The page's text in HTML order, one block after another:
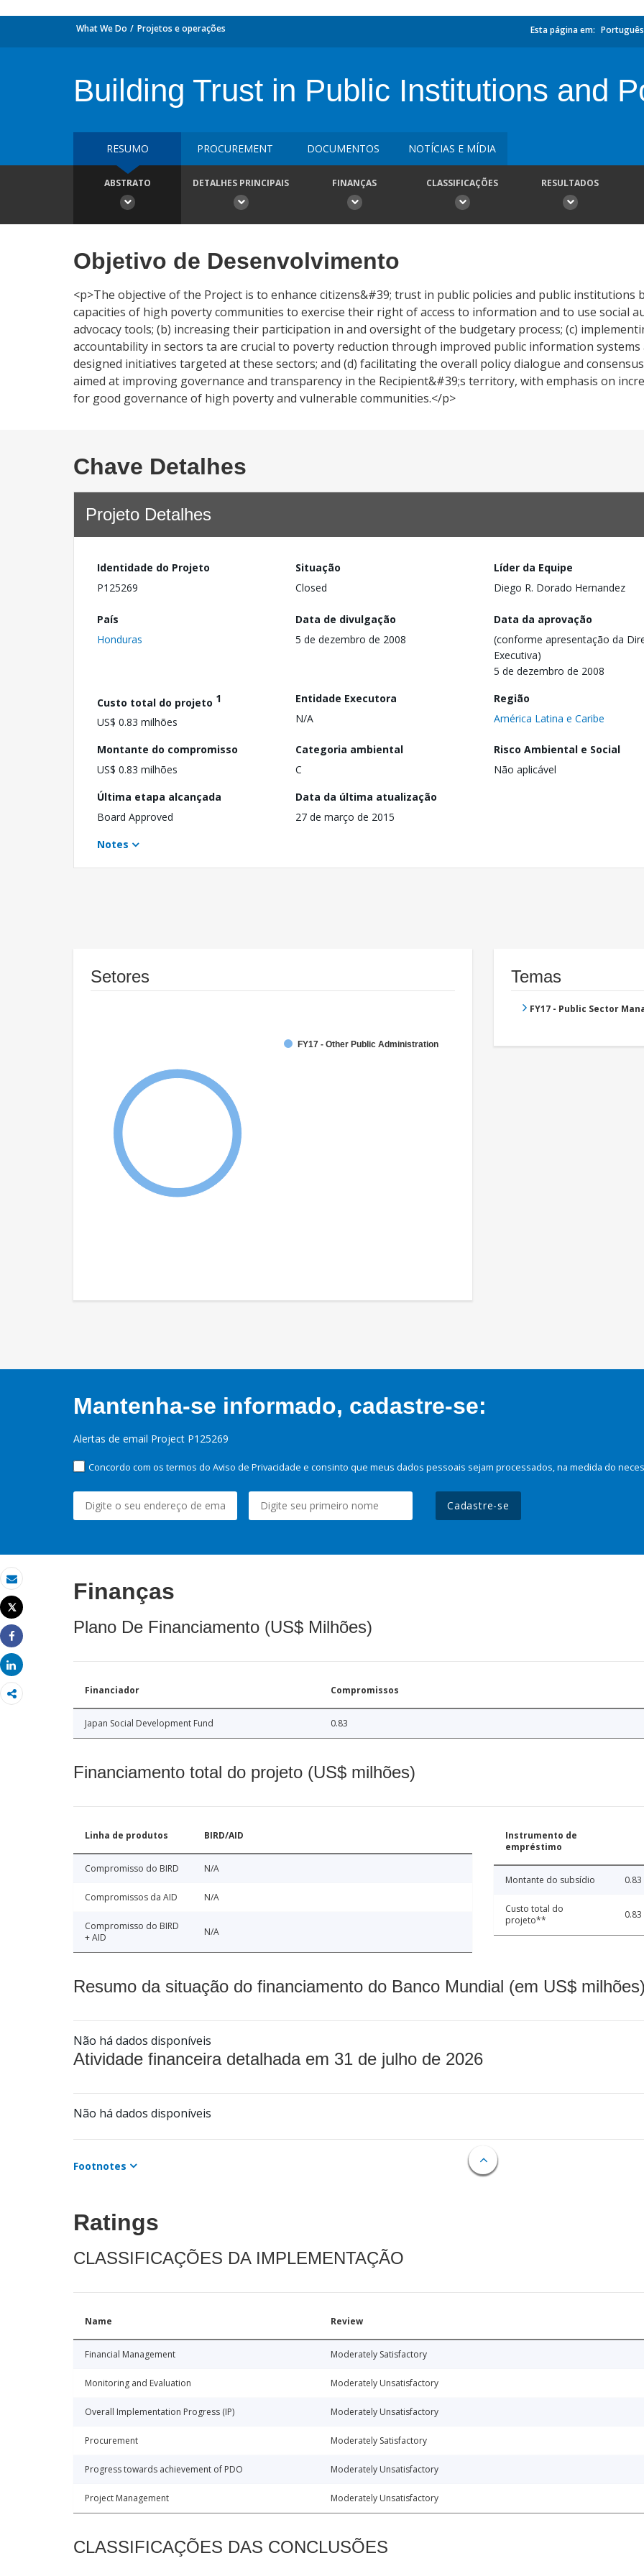
Email
Imprimir
Tweet
Share
Share
What We Do Projetos e operações Esta página em: Português
Building Trust in Public Institutions and
RESUMO PROCUREMENT DOCUMENTOS NOTÍCIAS E MÍDIA
ABSTRATO DETALHES PRINCIPAIS FINANÇAS CLASSIFICAÇÕES RESULTADOS
Objetivo de Desenvolvimento
<p>The objective of the Project is to enhance citizens&#39; trust in public policies and public institutions
capacities of high poverty communities to exercise their right of access to information and to use social
advocacy tools; (b) increasing their participation in and oversight of the budgetary process; (c)
accountability in sectors ta are crucial to poverty reduction through improved public information systems
designed initiatives targeted at these sectors; and (d) facilitating the overall policy dialogue and
aimed at improving governance and transparency in the Recipient&#39;s territory, with emphasis on
for good governance of high poverty and vulnerable communities.</p>
Chave Detalhes
Projeto Detalhes
Identidade do Projeto
P125269
Situação
Closed
Líder da Equipe
Diego R. Dorado Hernandez
País
Honduras
Data de divulgação
5 de dezembro de 2008
Data da aprovação
(conforme apresentação da
Executiva)
5 de dezembro de 2008
Custo total do projeto 1
US$ 0.83 milhões
Entidade Executora
N/A
Região
América Latina e Caribe
Montante do compromisso
US$ 0.83 milhões
Categoria ambiental
C
Risco Ambiental e Social
Não aplicável
Última etapa alcançada
Board Approved
Data da última atualização
27 de março de 2015
Notes
Setores
FY17 - Other Public Administration
Temas
FY17 - Public Sector
Mantenha-se informado, cadastre-se:
Alertas de email Project P125269
Concordo com os termos do Aviso de Privacidade e consinto que meus dados pessoais sejam processados, na medida do
Cadastre-se
Finanças
Plano De Financiamento (US$ Milhões)
Financiador Compromissos
Japan Social Development Fund 0.83
Financiamento total do projeto (US$ milhões)
Linha de produtos BIRD/AID
Compromisso do BIRD N/A
Compromissos da AID N/A
Compromisso do BIRD
+ AID
N/A
Instrumento de
empréstimo
Montante do subsídio 0.83
Custo total do
projeto**
0.83
Resumo da situação do financiamento do Banco Mundial (em US$
Não há dados disponíveis
Atividade financeira detalhada em 31 de julho de 2026
Não há dados disponíveis
Footnotes
Ratings
CLASSIFICAÇÕES DA IMPLEMENTAÇÃO
Name Review
Financial Management Moderately Satisfactory
Monitoring and Evaluation Moderately Unsatisfactory
Overall Implementation Progress (IP) Moderately Unsatisfactory
Procurement Moderately Satisfactory
Progress towards achievement of PDO Moderately Unsatisfactory
Project Management Moderately Unsatisfactory
CLASSIFICAÇÕES DAS CONCLUSÕES